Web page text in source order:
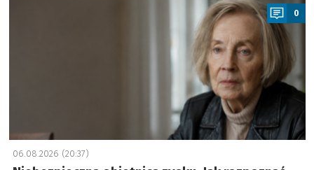
0
06.08.2026 (20:37)